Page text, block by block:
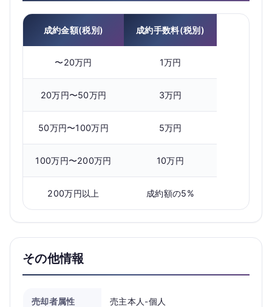
成約金額(税別) 成約手数料(税別)
〜20万円 1万円
20万円〜50万円 3万円
50万円〜100万円 5万円
100万円〜200万円 10万円
200万円以上 成約額の5%
その他情報
売却者属性 売主本人-個人